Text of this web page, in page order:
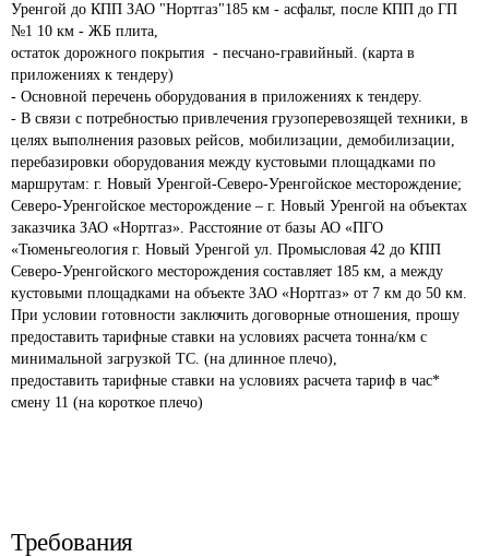
Уренгой до КПП ЗАО "Нортгаз"185 км - асфальт, после КПП до ГП
№1 10 км - ЖБ плита,
остаток дорожного покрытия  - песчано-гравийный. (карта в
приложениях к тендеру)
- Основной перечень оборудования в приложениях к тендеру.
- В связи с потребностью привлечения грузоперевозящей техники, в
целях выполнения разовых рейсов, мобилизации, демобилизации,
перебазировки оборудования между кустовыми площадками по
маршрутам: г. Новый Уренгой-Северо-Уренгойское месторождение;
Северо-Уренгойское месторождение – г. Новый Уренгой на объектах
заказчика ЗАО «Нортгаз». Расстояние от базы АО «ПГО
«Тюменьгеология г. Новый Уренгой ул. Промысловая 42 до КПП
Северо-Уренгойского месторождения составляет 185 км, а между
кустовыми площадками на объекте ЗАО «Нортгаз» от 7 км до 50 км.
При условии готовности заключить договорные отношения, прошу
предоставить тарифные ставки на условиях расчета тонна/км с
минимальной загрузкой ТС. (на длинное плечо),
предоставить тарифные ставки на условиях расчета тариф в час*
смену 11 (на короткое плечо)
Требования